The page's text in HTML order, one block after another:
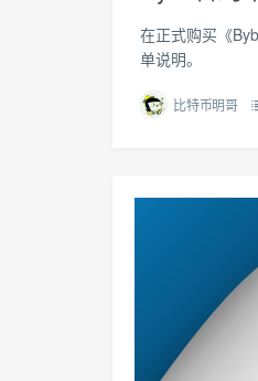
在正式购买《
单说明。
比特币明哥